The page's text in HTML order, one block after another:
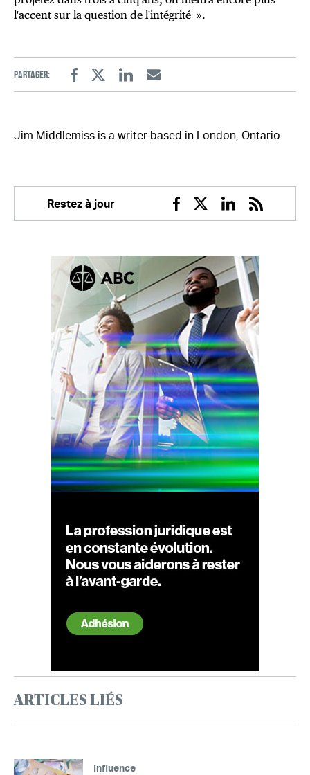
l'accent sur la question de l'intégrité ».
Partager:
FacebookTwitterLinkedinEmail
Jim Middlemiss is a writer based in London, Ontario.
Restez à jour
Facebook
TwitterLinkedin
RSS
ARTICLES LIÉS
Influence